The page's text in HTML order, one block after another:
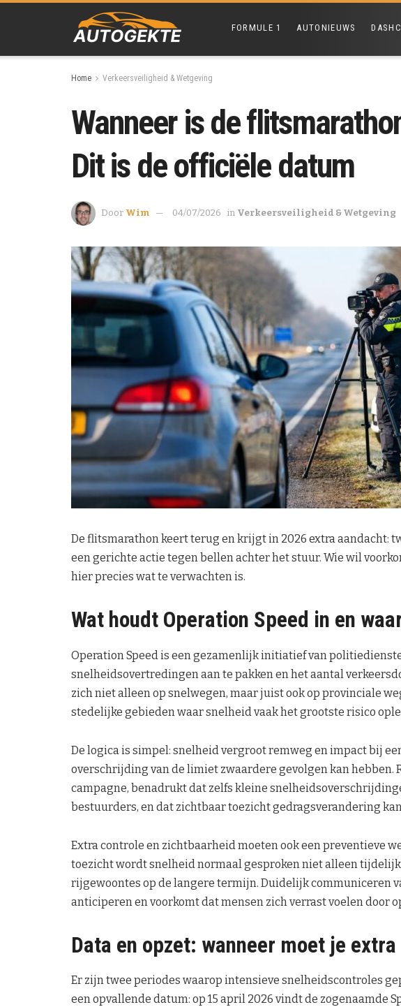
FORMULE 1 AUTONIEUWS
Home Verkeersveiligheid & Wetgeving
Wanneer is de
Dit is de officiële datum
Door Wim 04/07/2026 in Verkeersveiligheid & Wetgeving
De flitsmarathon keert terug en krijgt in 2026 extra aandacht:
een gerichte actie tegen bellen achter het stuur. Wie wil
hier precies wat te verwachten is.
Wat houdt Operation Speed in en
Operation Speed is een gezamenlijk initiatief van
snelheidsovertredingen aan te pakken en het aantal
zich niet alleen op snelwegen, maar juist ook op provinciale
stedelijke gebieden waar snelheid vaak het grootste risico
De logica is simpel: snelheid vergroot remweg en impact bij
overschrijding van de limiet zwaardere gevolgen kan hebben.
campagne, benadrukt dat zelfs kleine
bestuurders, en dat zichtbaar toezicht gedragsverandering
Extra controle en zichtbaarheid moeten ook een preventieve
toezicht wordt snelheid normaal gesproken niet alleen
rijgewoontes op de langere termijn. Duidelijk communiceren
anticiperen en voorkomt dat mensen zich verrast voelen door
Data en opzet: wanneer moet je
Er zijn twee periodes waarop intensieve snelheidscontroles
een opvallende datum: op 15 april 2026 vindt de zogenaamde